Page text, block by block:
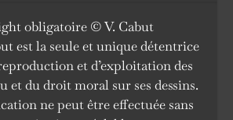
obligatoire © V. Cabut
est la seule et unique détentrice
et d’exploitation des
et du droit moral sur ses dessins.
ne peut être effectuée sans